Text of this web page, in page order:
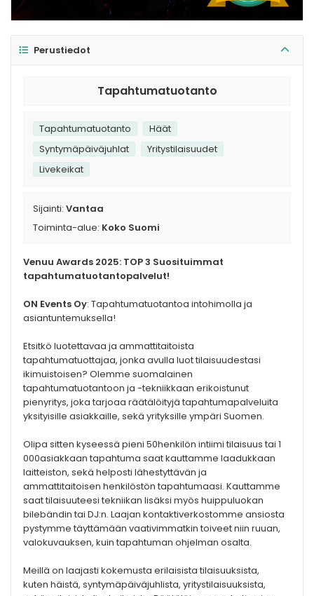
Perustiedot
Venuu Awards 2025: TOP 3 Suosituimmat
tapahtumatuotantopalvelut!
ON Events Oy: Tapahtumatuotantoa intohimolla ja
asiantuntemuksella!
Etsitkö luotettavaa ja ammattitaitoista
tapahtumatuottajaa, jonka avulla luot tilaisuudestasi
ikimuistoisen? Olemme suomalainen
tapahtumatuotantoon ja -tekniikkaan erikoistunut
pienyritys, joka tarjoaa räätälöityjä tapahtumapalveluita
yksityisille asiakkaille, sekä yrityksille ympäri Suomen.
Olipa sitten kyseessä pieni 50henkilön intiimi tilaisuus tai 1
000asiakkaan tapahtuma saat kauttamme laadukkaan
laitteiston, sekä helposti lähestyttävän ja
ammattitaitoisen henkilöstön tapahtumaasi. Kauttamme
saat tilaisuuteesi tekniikan lisäksi myös huippuluokan
bilebändin tai DJ:n. Laajan kontaktiverkostomme ansiosta
pystymme täyttämään vaativimmatkin toiveet niin ruuan,
valokuvauksen, kuin tapahtuman ohjelman osalta.
Meillä on laajasti kokemusta erilaisista tilaisuuksista,
kuten häistä, syntymäpäiväjuhlista, yritystilaisuuksista,
Tapahtumatuotanto
Tapahtumatuotanto
Häät
Syntymäpäiväjuhlat
Yritystilaisuudet
Livekeikat
Sijainti: Vantaa
Toiminta-alue: Koko Suomi